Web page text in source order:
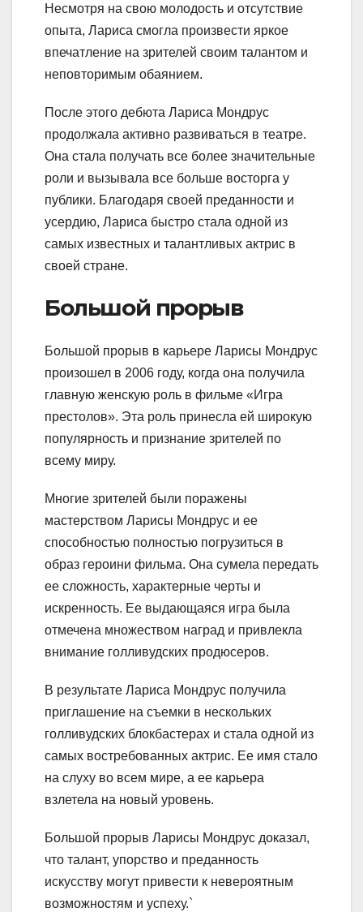
Несмотря на свою молодость и отсутствие
опыта, Лариса смогла произвести яркое
впечатление на зрителей своим талантом и
неповторимым обаянием.
После этого дебюта Лариса Мондрус
продолжала активно развиваться в театре.
Она стала получать все более значительные
роли и вызывала все больше восторга у
публики. Благодаря своей преданности и
усердию, Лариса быстро стала одной из
самых известных и талантливых актрис в
своей стране.
Большой прорыв
Большой прорыв в карьере Ларисы Мондрус
произошел в 2006 году, когда она получила
главную женскую роль в фильме «Игра
престолов». Эта роль принесла ей широкую
популярность и признание зрителей по
всему миру.
Многие зрителей были поражены
мастерством Ларисы Мондрус и ее
способностью полностью погрузиться в
образ героини фильма. Она сумела передать
ее сложность, характерные черты и
искренность. Ее выдающаяся игра была
отмечена множеством наград и привлекла
внимание голливудских продюсеров.
В результате Лариса Мондрус получила
приглашение на съемки в нескольких
голливудских блокбастерах и стала одной из
самых востребованных актрис. Ее имя стало
на слуху во всем мире, а ее карьера
взлетела на новый уровень.
Большой прорыв Ларисы Мондрус доказал,
что талант, упорство и преданность
искусству могут привести к невероятным
возможностям и успеху.`